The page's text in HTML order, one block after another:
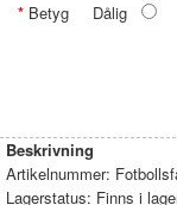
Betyg Dålig
Beskrivning
Artikelnummer:
Lagerstatus: Finns i